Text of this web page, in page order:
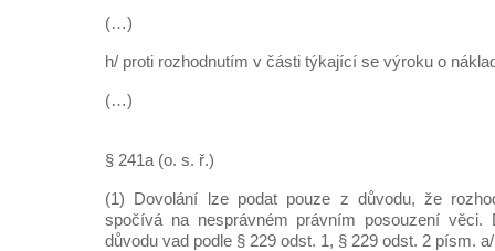
(…)
h/ proti rozhodnutím v části týkající se výroku o
(…)
§ 241a (o. s. ř.)
(1) Dovolání lze podat pouze z důvodu, že
spočívá na nesprávném právním posouzení věci.
důvodu vad podle § 229 odst. 1, § 229 odst. 2 písm.